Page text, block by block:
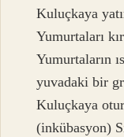
Kuluçkaya
Yumurtaları
Yumurtaların
yuvadaki bir
Kuluçkaya
(inkübasyon)